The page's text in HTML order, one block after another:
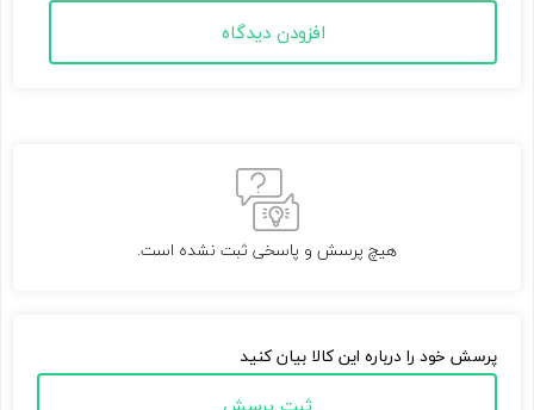
افزودن دیدگاه
هیچ پرسش و پاسخی ثبت نشده است.
پرسش خود را درباره این کالا بیان کنید